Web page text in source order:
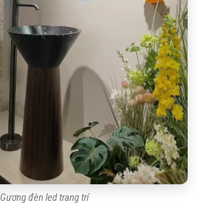
Gương đèn led trang trí